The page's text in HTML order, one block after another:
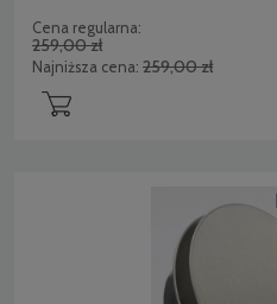
Cena regularna:
259,00 zł
Najniższa cena: 259,00 zł